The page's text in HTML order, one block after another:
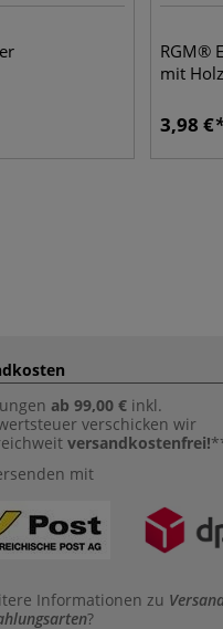
RGM®
mit
3,98 €
ab 99,00 € inkl.
verschicken wir
versandkostenfrei!
mit
Informationen zu
?